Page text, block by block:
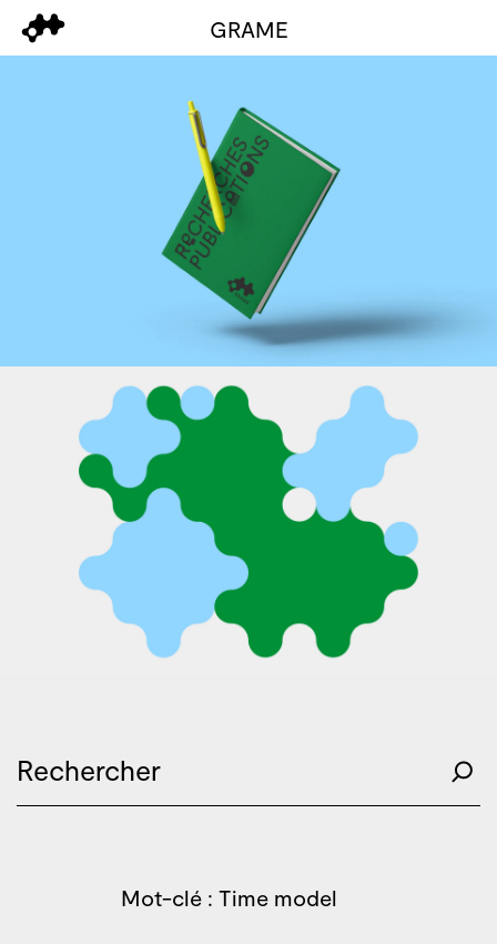
GRAME
Mot-clé : Time model